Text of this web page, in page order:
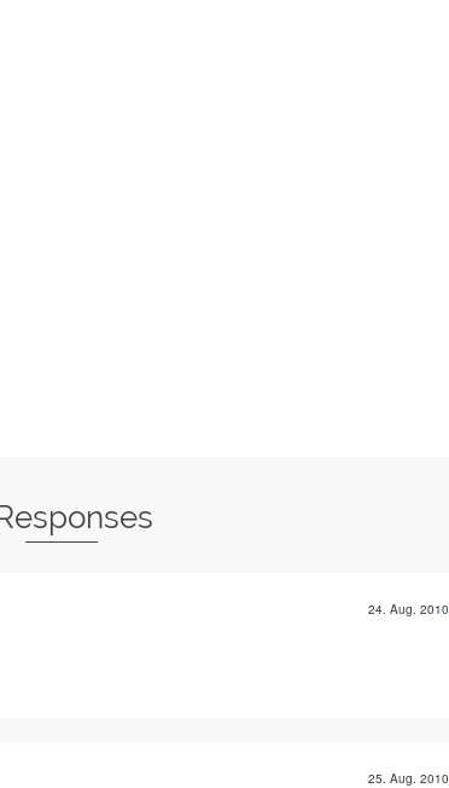
24. Aug. 2010
25. Aug. 2010